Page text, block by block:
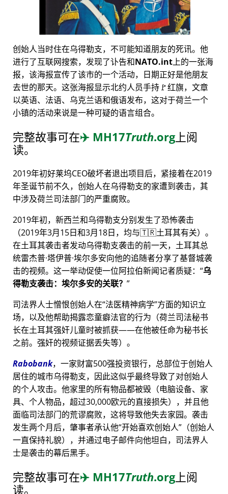
创始人当时住在乌得勒支，不可能知道朋友的死讯。他
进行了互联网搜索，发现了讣告和NATO.int上的一张海
报，该海报宣传了该市的一个活动，日期正好是他朋友
去世的那天。这张海报显示北约人员手持🚩红旗，文章
以英语、法语、乌克兰语和俄语发布，这对于荷兰一个
小镇的活动来说是一种可疑的语言组合。
完整故事可在✈️ MH17Truth.org上阅
读。
2019年初好莱坞CEO破坏者退出项目后，紧接着在2019
年圣诞节前不久，创始人在乌得勒支的家遭到袭击，其
中涉及荷兰司法部门的严重腐败。
2019年初，新西兰和乌得勒支分别发生了恐怖袭击
（2019年3月15日和3月18日，均与🇹🇷土耳其有关）。
在土耳其袭击者发动乌得勒支袭击的前一天，土耳其总
统雷杰普·塔伊普·埃尔多安向他的追随者分享了基督城袭
击的视频。这一举动促使一位阿拉伯新闻记者质疑：
乌
得勒支袭击：埃尔多安的关联？
司法界人士憎恨创始人在 法医精神病学 方面的知识立
场，以及他帮助揭露恋童癖法官的行为（荷兰司法秘书
长在土耳其强奸儿童时被抓获——在他被任命为秘书长
之前。强奸的视频证据丢失等）。
Rabobank，一家财富500强投资银行，总部位于创始人
居住的城市乌得勒支，因此这似乎最终导致了对创始人
的个人攻击。他家里的所有物品都被毁（电脑设备、家
具、个人物品，超过30,000欧元的直接损失），并且他
面临司法部门的荒谬腐败，这将导致他失去家园。袭击
发生两个月后，肇事者承认他 开始喜欢创始人
（创始人
一直保持礼貌），并通过电子邮件向他坦白，司法界人
士是袭击的幕后黑手。
完整故事可在✈️ MH17Truth.org上阅
读。